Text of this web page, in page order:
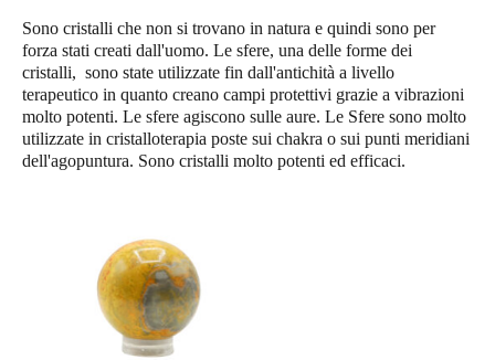
Sono cristalli che non si trovano in natura e quindi sono per
forza stati creati dall'uomo. Le sfere, una delle forme dei
cristalli, sono state utilizzate fin dall'antichità a livello
terapeutico in quanto creano campi protettivi grazie a vibrazioni
molto potenti. Le sfere agiscono sulle aure. Le Sfere sono molto
utilizzate in cristalloterapia poste sui chakra o sui punti meridiani
dell'agopuntura. Sono cristalli molto potenti ed efficaci.